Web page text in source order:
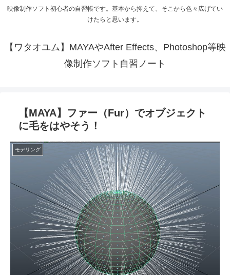
映像制作ソフト初心者の自習帳です。基本から抑えて、そこから色々広げてい
けたらと思います。
【ワタオユム】MAYAやAfter Effects、Photoshop等映
像制作ソフト自習ノート
【MAYA】ファー（Fur）でオブジェクト
に毛をはやそう！
モデリング